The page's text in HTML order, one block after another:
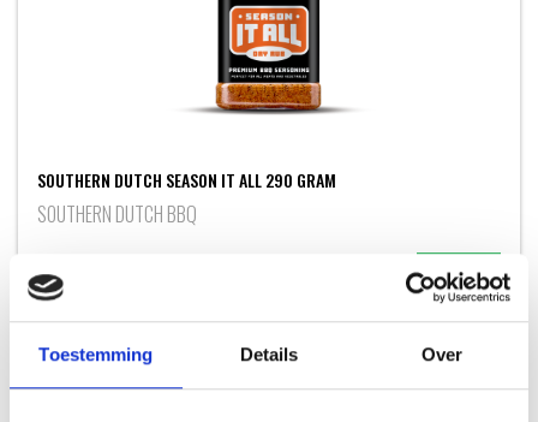
Toestemming Details Over
SOUTHERN DUTCH SEASON IT ALL 290 GRAM
SOUTHERN DUTCH BBQ
11,95